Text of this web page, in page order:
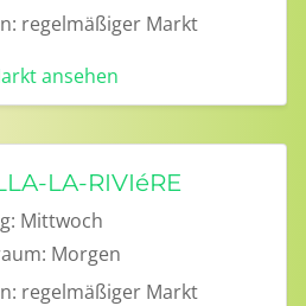
regelmäßiger Markt
ansehen
LA-RIVIéRE
Mittwoch
Morgen
regelmäßiger Markt